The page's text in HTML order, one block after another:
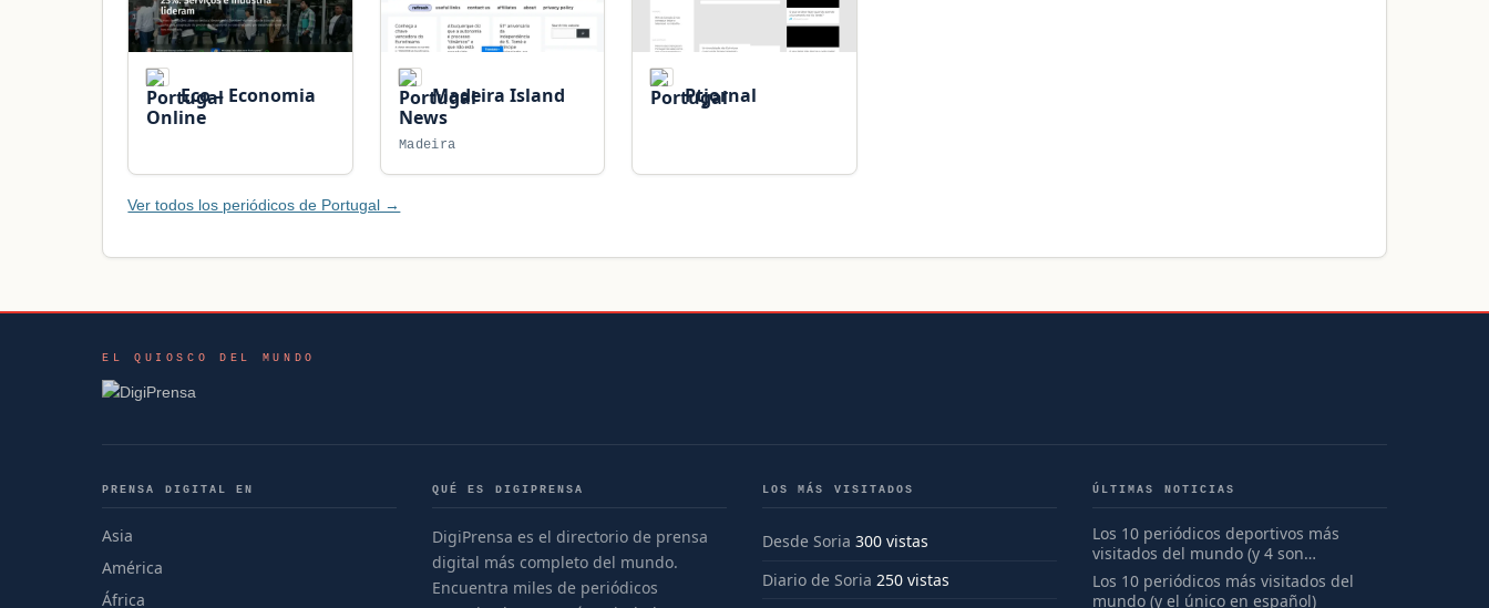
Eco – Economia
Online
Madeira Island
News
Madeira
Ptjornal
Ver todos los periódicos de Portugal →
EL QUIOSCO DEL MUNDO
PRENSA DIGITAL EN
Asia
América
África
QUÉ ES DIGIPRENSA
DigiPrensa es el directorio de prensa
digital más completo del mundo.
Encuentra miles de periódicos
LOS MÁS VISITADOS
Desde Soria 300 vistas
Diario de Soria 250 vistas
ÚLTIMAS NOTICIAS
Los 10 periódicos deportivos más
visitados del mundo (y 4 son
españoles)
Los 10 periódicos más visitados del
mundo (y el único en español)